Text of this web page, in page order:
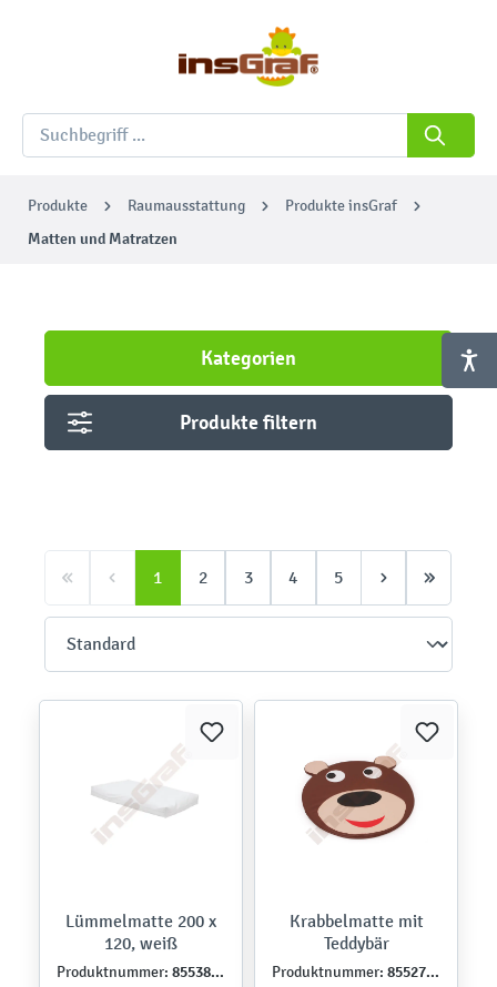
Produkte Raumausstattung Produkte insGraf
Matten und Matratzen
Kategorien
Produkte filtern
1 2 3 4 5
Lümmelmatte 200 x
120, weiß
Produktnummer: 855381PU
Krabbelmatte mit
Teddybär
Produktnummer: 855278PU